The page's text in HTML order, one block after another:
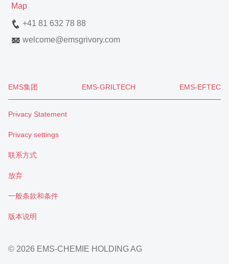
Map
+41 81 632 78 88
welcome@emsgrivory.com
EMS集团 EMS-GRILTECH EMS-EFTEC
Privacy Statement
Privacy settings
联系方式
放弃
一般条款和条件
版本说明
© 2026 EMS-CHEMIE HOLDING AG